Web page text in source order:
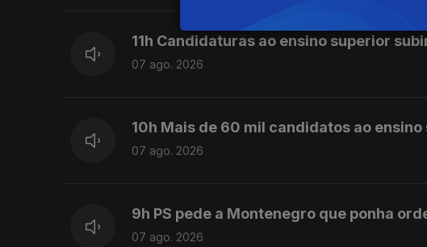
11h Candidaturas ao ensino superior
07 ago. 2026
10h Mais de 60 mil candidatos ao ensino
07 ago. 2026
9h PS pede a Montenegro que ponha
07 ago. 2026